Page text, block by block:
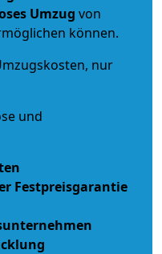
Umzug von
können.
nur
und
Festpreisgarantie